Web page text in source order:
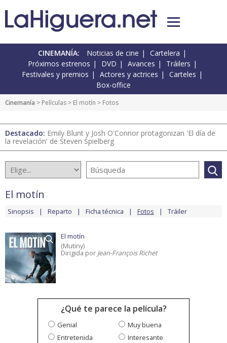
CINEMANÍA: Noticias de cine
Cartelera
Próximos estrenos
DVD Avances
Tráilers
Festivales y premios
Actores y actrices
Carteles
Box-office
Cinemanía > Películas > El motín > Fotos
Destacado: Emily Blunt y Josh O'Connor protagonizan 'El día de
la revelación' de Steven Spielberg
El motín
Sinopsis Reparto Ficha técnica Fotos Tráiler
El motín
(Mutiny)
Dirigida por Jean-François Richet
¿Qué te parece la película?
Genial
Muy buena
Entretenida
Interesante